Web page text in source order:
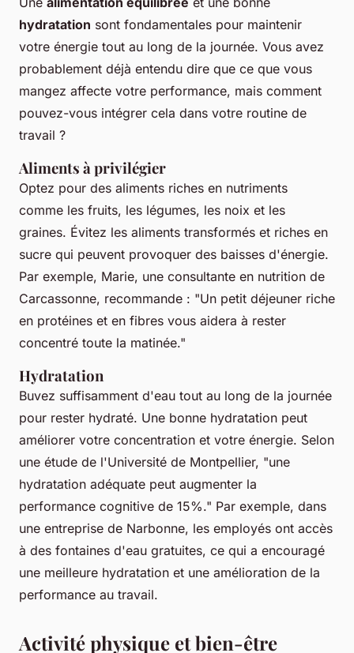
hydratation sont fondamentales pour maintenir
votre énergie tout au long de la journée. Vous avez
probablement déjà entendu dire que ce que vous
mangez affecte votre performance, mais comment
pouvez-vous intégrer cela dans votre routine de
travail ?
Aliments à privilégier
Optez pour des aliments riches en nutriments
comme les fruits, les légumes, les noix et les
graines. Évitez les aliments transformés et riches en
sucre qui peuvent provoquer des baisses d'énergie.
Par exemple, Marie, une consultante en nutrition de
Carcassonne, recommande : "Un petit déjeuner riche
en protéines et en fibres vous aidera à rester
concentré toute la matinée."
Hydratation
Buvez suffisamment d'eau tout au long de la journée
pour rester hydraté. Une bonne hydratation peut
améliorer votre concentration et votre énergie. Selon
une étude de l'Université de Montpellier, "une
hydratation adéquate peut augmenter la
performance cognitive de 15%." Par exemple, dans
une entreprise de Narbonne, les employés ont accès
à des fontaines d'eau gratuites, ce qui a encouragé
une meilleure hydratation et une amélioration de la
performance au travail.
Activité physique et bien-être